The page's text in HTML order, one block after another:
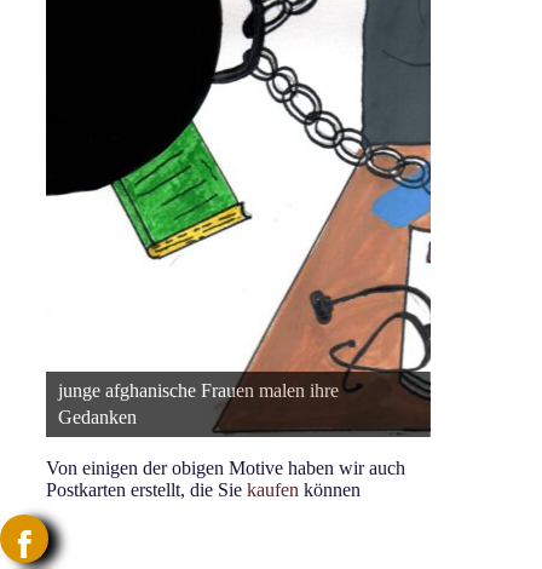
junge afghanische Frauen malen ihre
Gedanken
Von einigen der obigen Motive haben wir auch
Postkarten erstellt, die Sie kaufen können